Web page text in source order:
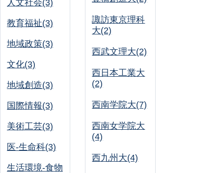
人文社会(3)
教育福祉(3)
地域政策(3)
文化(3)
地域創造(3)
国際情報(3)
美術工芸(3)
医-生命科(3)
生活環境-食物
諏訪東京理科
大(2)
西武文理大(2)
西日本工業大
(2)
西南学院大(7)
西南女学院大
(4)
西九州大(4)